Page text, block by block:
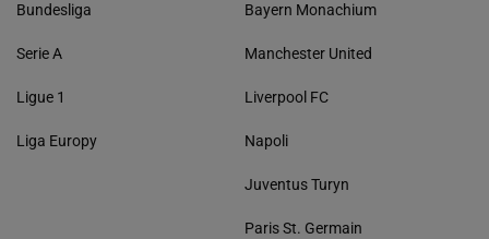
Bundesliga
Serie A
Ligue 1
Liga Europy
Bayern Monachium
Manchester United
Liverpool FC
Napoli
Juventus Turyn
Paris St. Germain